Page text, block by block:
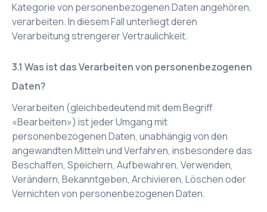
Kategorie von personenbezogenen Daten angehören,
verarbeiten. In diesem Fall unterliegt deren
Verarbeitung strengerer Vertraulichkeit.
Was ist das Verarbeiten von personenbezogenen
Daten?
Verarbeiten (gleichbedeutend mit dem Begriff
«Bearbeiten») ist jeder Umgang mit
personenbezogenen Daten, unabhängig von den
angewandten Mitteln und Verfahren, insbesondere das
Beschaffen, Speichern, Aufbewahren, Verwenden,
Verändern, Bekanntgeben, Archivieren, Löschen oder
Vernichten von personenbezogenen Daten.